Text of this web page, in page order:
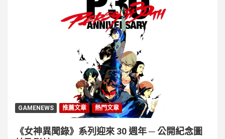
GAMENEWS 推薦文章 熱門文章
《女神異聞錄》系列迎來 30 週年 ─ 公開紀念圖